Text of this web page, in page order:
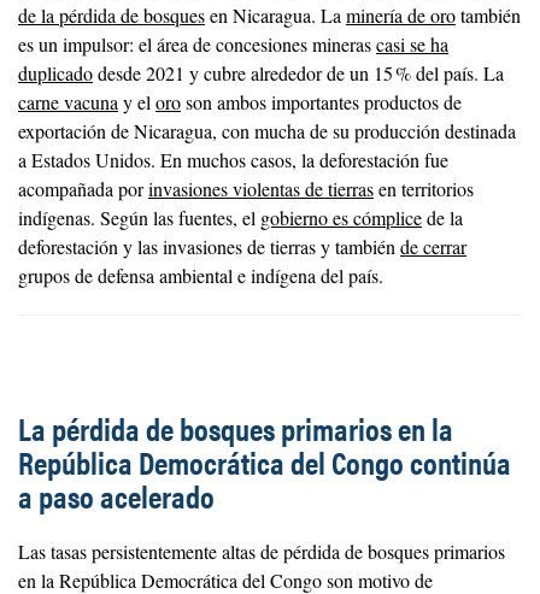
de la pérdida de bosquesen Nicaragua. La minería de orotambién
es un impulsor: el área de concesiones minerascasi se ha
duplicadodesde 2021 y cubre alrededor de un 15 % del país. La
carne vacuna y el oroson ambos importantes productos de
exportación de Nicaragua, con mucha de su producción destinada
a Estados Unidos. En muchos casos, la deforestación fue
acompañada porinvasiones violentas de tierrasen territorios
indígenas. Según las fuentes, el gobierno es cómplicede la
deforestación y las invasiones de tierras y también de cerrar
grupos de defensa ambiental e indígena del país.
La pérdida de bosques primarios en la
República Democrática del Congo continúa
a paso acelerado
Las tasas persistentemente altas de pérdida de bosques primarios
en la República Democrática del Congo son motivo de